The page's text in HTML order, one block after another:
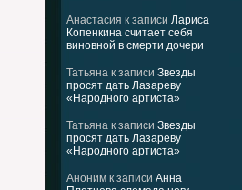
Анастасия к записи Лариса
Копенкина считает себя
виновной в смерти дочери
Татьяна к записи Звезды
просят дать Лазареву
«Народного артиста»
Татьяна к записи Звезды
просят дать Лазареву
«Народного артиста»
Аноним к записи Анна